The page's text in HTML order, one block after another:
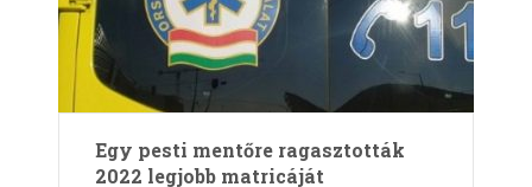
Egy pesti mentőre ragasztották
2022 legjobb matricáját